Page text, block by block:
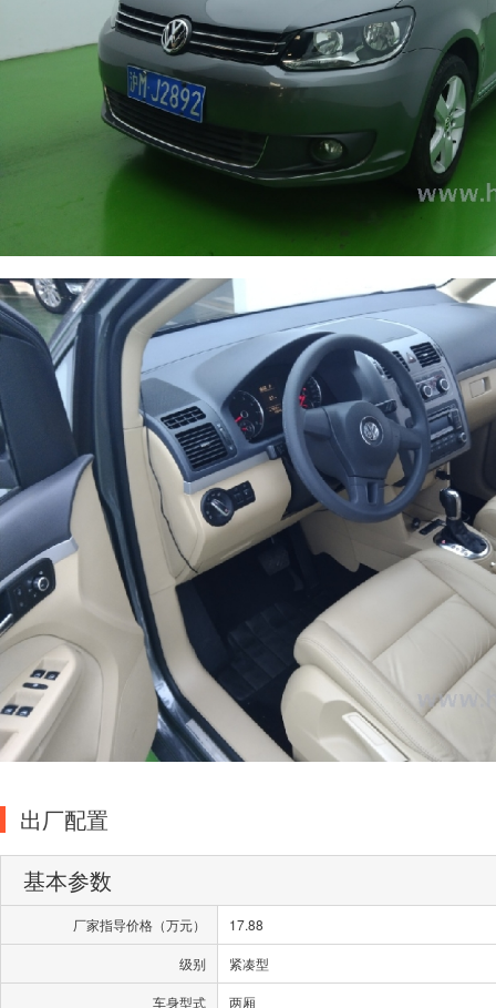
出厂配置
基本参数
厂家指导价格（万元） 17.88
级别 紧凑型
车身型式 两厢